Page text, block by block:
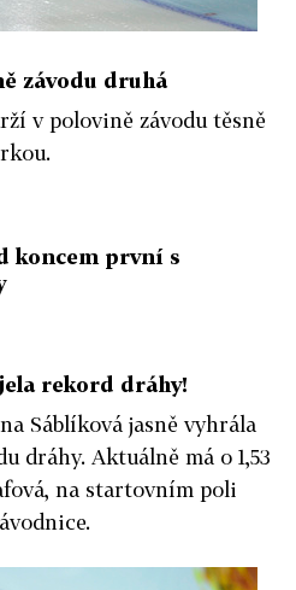
závodu druhá
v polovině závodu těsně
koncem první s
rekord dráhy!
Sáblíková jasně vyhrála
dráhy. Aktuálně má o 1,53
na startovním poli